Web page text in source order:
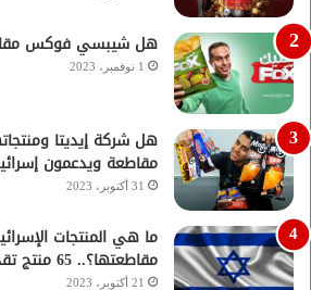
هل شيبسي فوكس
1 نوفمبر، 2023
هل شركة إيديتا
مقاطعة ويدعمون
31 أكتوبر، 2023
ما هي المنتجات
مقاطعتها؟.. 65 منتج تقدر تستغنى عنهم
21 أكتوبر، 2023